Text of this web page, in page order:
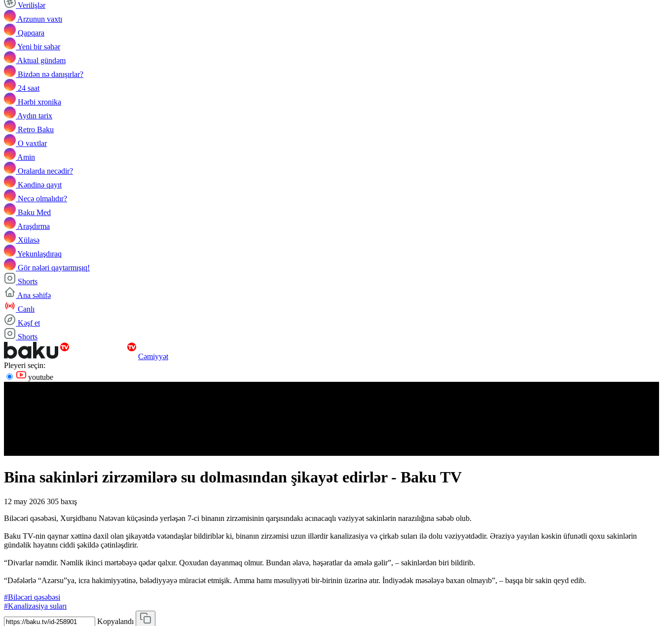
Verilişlər
Arzunun vaxtı
Qapqara
Yeni bir səhər
Aktual gündəm
Bizdən nə danışırlar?
24 saat
Hərbi xronika
Aydın tarix
Retro Baku
O vaxtlar
Amin
Oralarda necədir?
Kəndinə qayıt
Necə olmalıdır?
Baku Med
Araşdırma
Xülasə
Yekunlaşdıraq
Gör nələri qaytarmışıq!
Shorts
Ana səhifə
Canlı
Kəşf et
Shorts
Cəmiyyət
Pleyeri seçin:
youtube
Bina sakinləri zirzəmilərə su dolmasından şikayət edirlər - Baku TV
12 may 2026 305 baxış
Biləcəri qəsəbəsi, Xurşidbanu Natəvan küçəsində yerləşən 7-ci binanın zirzəmisinin qarşısındakı acınacaqlı vəziyyət sakinlərin narazılığına səbəb olub.
Baku TV-nin qaynar xəttinə daxil olan şikayətdə vətəndaşlar bildiriblər ki, binanın zirzəmisi uzun illərdir kanalizasiya və çirkab suları ilə dolu vəziyyətdədir. Əraziyə yayılan kəskin üfunətli qoxu sakinlərin
gündəlik həyatını ciddi şəkildə çətinləşdirir.
“Divarlar nəmdir. Nəmlik ikinci mərtəbəyə qədər qalxır. Qoxudan dayanmaq olmur. Bundan əlavə, həşəratlar da əmələ gəlir”, – sakinlərdən biri bildirib.
“Dəfələrlə “Azərsu”ya, icra hakimiyyətinə, bələdiyyəyə müraciət etmişik. Amma hamı məsuliyyəti bir-birinin üzərinə atır. İndiyədək məsələyə baxan olmayıb”, – başqa bir sakin qeyd edib.
#Biləcəri qəsəbəsi
#Kanalizasiya suları
Kopyalandı